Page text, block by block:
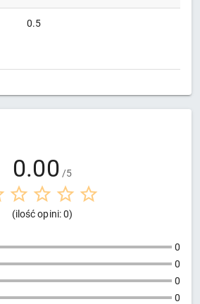
0.5
0.00 /5
(ilość opini: 0)
0
0
0
0